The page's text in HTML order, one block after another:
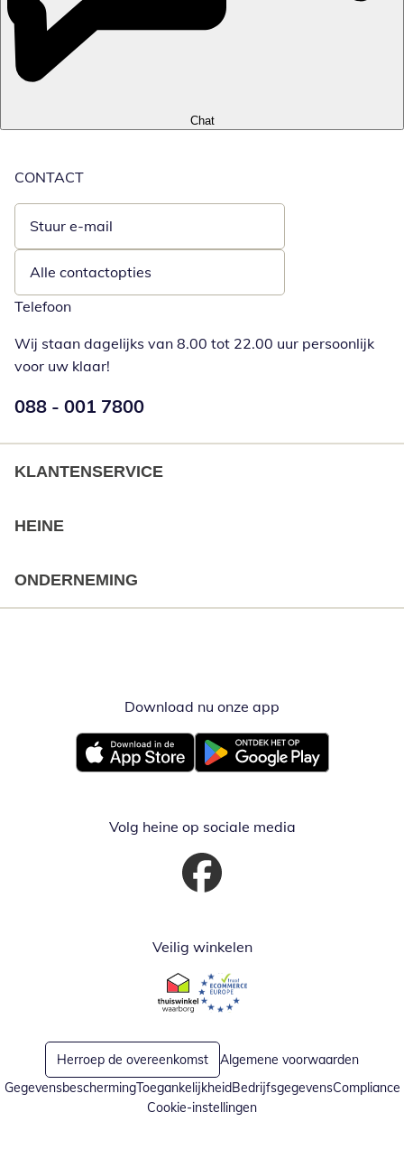
Chat
CONTACT
Stuur e-mail
Opent e-mailclient
Alle contactopties
Telefoon
Wij staan dagelijks van 8.00 tot 22.00 uur persoonlijk
voor uw klaar!
Telefoonnummer:
088 - 001 7800
KLANTENSERVICE
HEINE
ONDERNEMING
Download nu onze app
Opent in nieuw vensterOpent in nieuw venster
Volg heine op sociale media
Opent in nieuw venster
Veilig winkelen
Opent in nieuw venster
Opent in nieuw venster
Herroep de overeenkomst
Algemene voorwaarden
GegevensbeschermingToegankelijkheidBedrijfsgegevensCompliance
Cookie-instellingen